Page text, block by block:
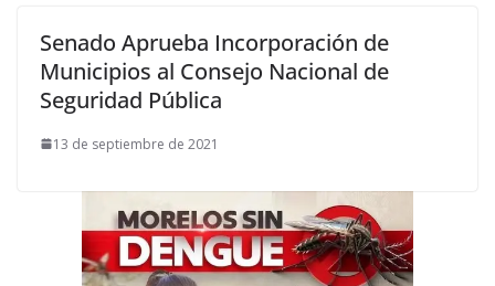
Senado Aprueba Incorporación de
Municipios al Consejo Nacional de
Seguridad Pública
13 de septiembre de 2021